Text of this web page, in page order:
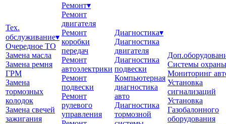
Тех.
обслуживание▾
Очередное ТО
Замена масла
Замена ремня
ГРМ
Замена
тормозных
колодок
Замена свечей
зажигания
Ремонт▾
Ремонт
двигателя
Ремонт
коробки
передач
Ремонт
автоэлектрики
Ремонт
подвески
Ремонт
рулевого
управления
Диагностика▾
Диагностика
двигателя
Диагностика
подвески
Компьютерная
диагностика
авто
Диагностика
тормозной
Системы охраны
Мониторинг
Установка
сигнализаций
Установка
Газобалонного
оборудования